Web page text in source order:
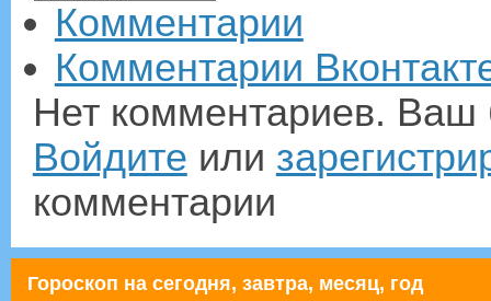
Комментарии
Комментарии
Нет комментариев. Ваш
Войдите или
комментарии
Гороскоп на сегодня, завтра, месяц, год